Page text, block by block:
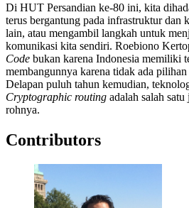
Di HUT Persandian ke-80 ini, kita
terus bergantung pada infrastruktur dan
lain, atau mengambil langkah untuk
komunikasi kita sendiri. Roebiono
Code bukan karena Indonesia memiliki
membangunnya karena tidak ada
Delapan puluh tahun kemudian,
Cryptographic routing adalah salah
rohnya.
Contributors